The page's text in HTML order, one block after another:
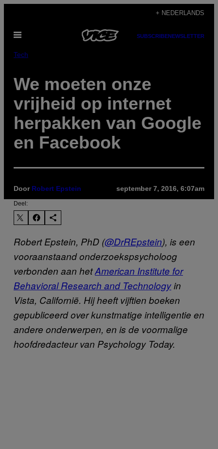
de
inhoud
+ NEDERLANDS
Open
SUBSCRIBENEWSLETTER
Tech
We moeten onze
vrijheid op internet
herpakken van Google
en Facebook
Door Robert Epstein september 7, 2016, 6:07am
Deel:
Robert Epstein, PhD (@DrREpstein), is een
vooraanstaand onderzoekspsycholoog
verbonden aan hetAmerican Institute for
Behavioral Research and Technologyin
Vista, Californië. Hij heeft vijftien boeken
gepubliceerd over kunstmatige intelligentie en
andere onderwerpen, en is de voormalige
hoofdredacteur van Psychology Today.